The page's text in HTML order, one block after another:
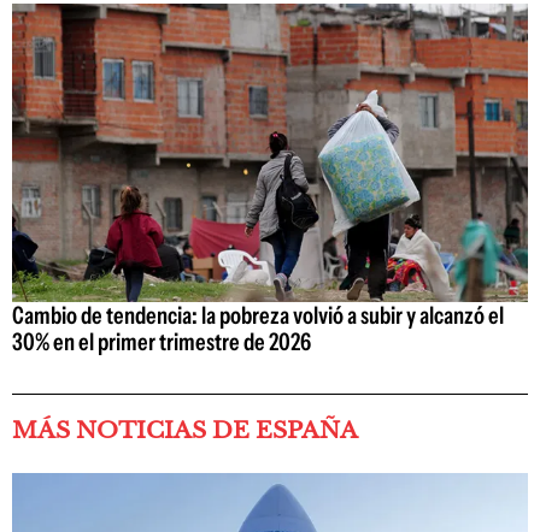
Cambio de tendencia: la pobreza volvió a subir y alcanzó el
30% en el primer trimestre de 2026
MÁS NOTICIAS DE ESPAÑA